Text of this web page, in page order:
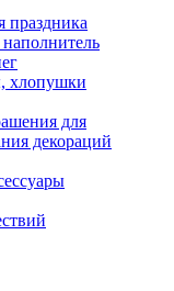
праздника
хлопушки
для
декораций